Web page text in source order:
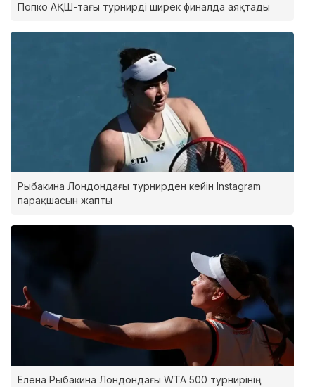
Попко АҚШ-тағы турнирді ширек финалда аяқтады
Рыбакина Лондондағы турнирден кейін Instagram
парақшасын жапты
Елена Рыбакина Лондондағы WTA 500 турнирінің